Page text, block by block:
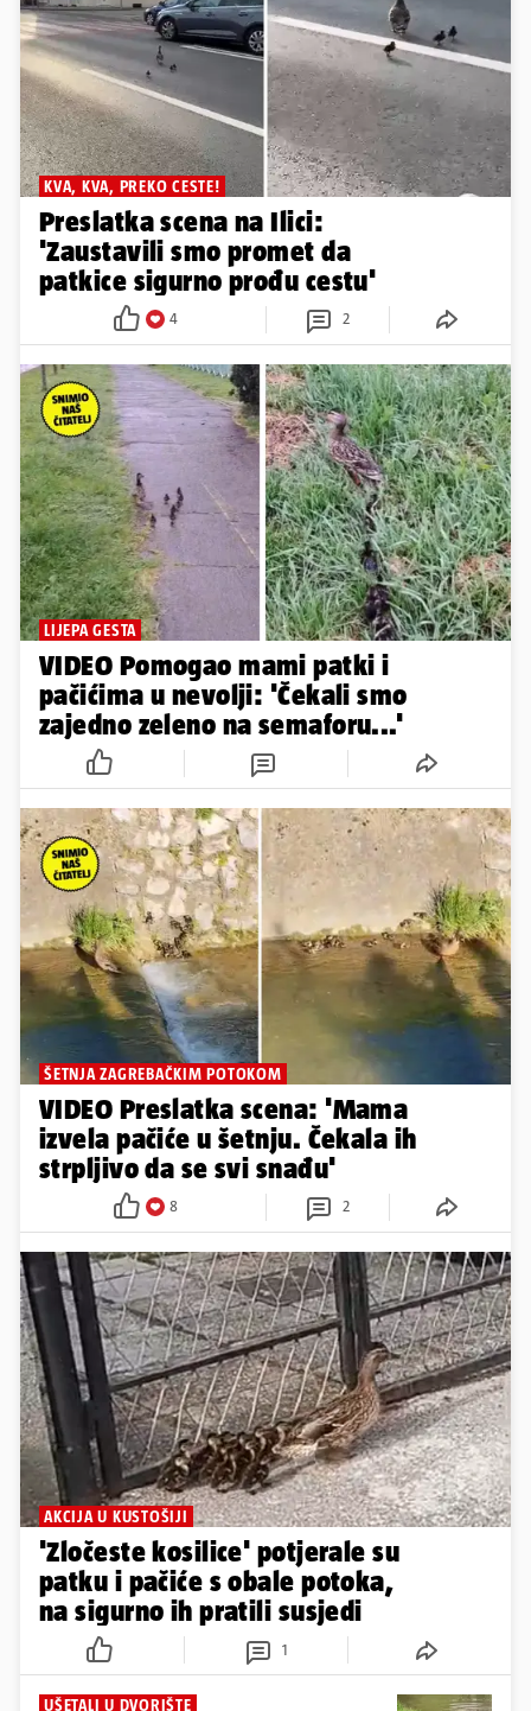
KVA, KVA, PREKO CESTE!
Preslatka scena na Ilici:
'Zaustavili smo promet da
patkice sigurno prođu cestu'
4 2
LIJEPA GESTA
VIDEO Pomogao mami patki i
pačićima u nevolji: 'Čekali smo
zajedno zeleno na semaforu...'
ŠETNJA ZAGREBAČKIM POTOKOM
VIDEO Preslatka scena: 'Mama
izvela pačiće u šetnju. Čekala ih
strpljivo da se svi snađu'
8 2
AKCIJA U KUSTOŠIJI
'Zločeste kosilice' potjerale su
patku i pačiće s obale potoka,
na sigurno ih pratili susjedi
1
UŠETALI U DVORIŠTE